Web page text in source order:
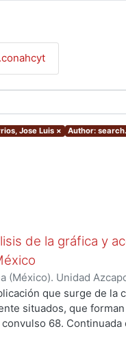
Jose Luis × Author:
de la gráfica y
(México). Unidad
Verónica;
;Quiroz Trejo,
Corso, Alejandro;
que surge de la
situados, que
68.